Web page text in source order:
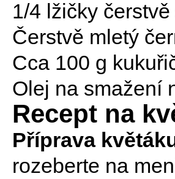
1/4 lžičky
Čerstvě mletý
Cca 100 g
Olej na smažení
Recept na
Příprava
rozeberte na